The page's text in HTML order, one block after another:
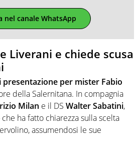
nel canale WhatsApp
Liverani e chiede scusa
presentazione per mister Fabio
della Salernitana. In compagnia
Milan e il DS Walter Sabatini,
ha fatto chiarezza sulla scelta
assumendosi le sue